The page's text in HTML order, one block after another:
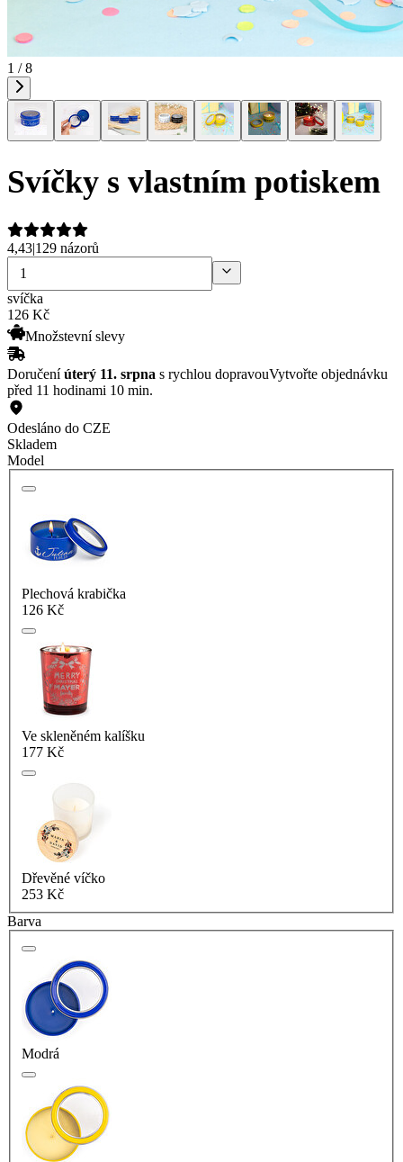
1 / 8
Svíčky s vlastním potiskem
4,43|129 názorů
svíčka
126 Kč
Množstevní slevy
Doručeníúterý 11. srpna s rychlou dopravouVytvořte objednávku
před 11 hodinami 10 min.
Odesláno do CZE
Skladem
Model
Plechová krabička
126 Kč
Ve skleněném kalíšku
177 Kč
Dřevěné víčko
253 Kč
Barva
Modrá